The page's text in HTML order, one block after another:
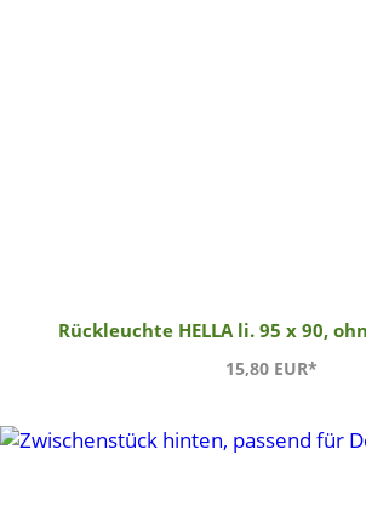
Rückleuchte HELLA li. 95 x 90,
15,80 EUR*